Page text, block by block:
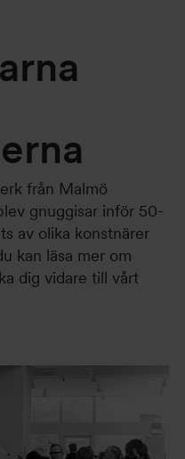
från Malmö
gnuggisar inför 50-
av olika konstnärer
kan läsa mer om
dig vidare till vårt